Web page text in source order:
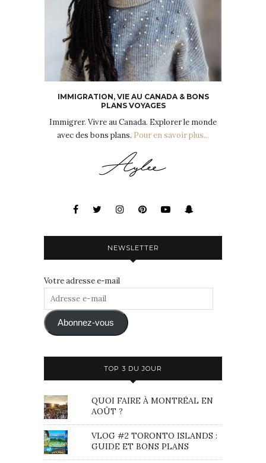
IMMIGRATION, VIE AU CANADA & BONS
PLANS VOYAGES
Immigrer. Vivre au Canada. Explorer le monde
avec des bons plans. Pour en savoir plus...
NEWSLETTER
Votre adresse e-mail
Adresse
mail Abonnez-vous
TOP 3 DU JOUR
QUOI FAIRE À MONTRÉAL EN
AOÛT ?
VLOG #2 TORONTO ISLANDS :
GUIDE ET BONS PLANS